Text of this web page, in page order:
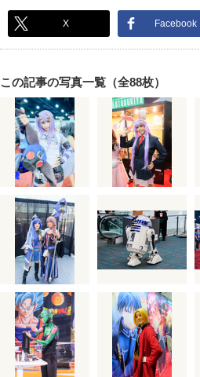
X Facebook
この記事の写真一覧（全88枚）